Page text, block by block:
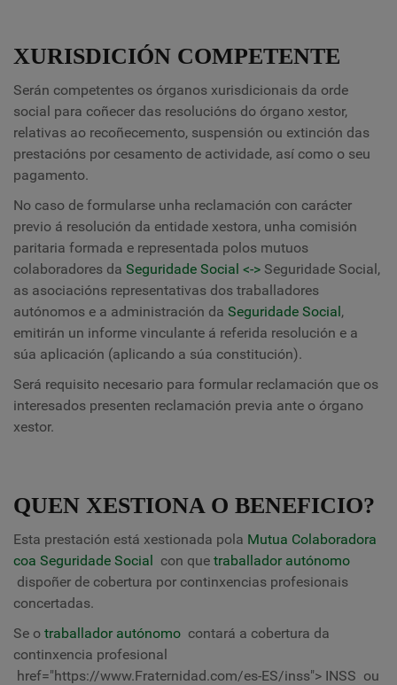
XURISDICIÓN COMPETENTE
Serán competentes os órganos xurisdicionais da orde
social para coñecer das resolucións do órgano xestor,
relativas ao recoñecemento, suspensión ou extinción das
prestacións por cesamento de actividade, así como o seu
pagamento.
No caso de formularse unha reclamación con carácter
previo á resolución da entidade xestora, unha comisión
paritaria formada e representada polos mutuos
colaboradores da Seguridade Social <-> Seguridade Social,
as asociacións representativas dos traballadores
autónomos e a administración da Seguridade Social,
emitirán un informe vinculante á referida resolución e a
súa aplicación (aplicando a súa constitución).
Será requisito necesario para formular reclamación que os
interesados ​​presenten reclamación previa ante o órgano
xestor.
QUEN XESTIONA O BENEFICIO?
Esta prestación está xestionada pola Mutua Colaboradora
coa Seguridade Social con que traballador autónomo
dispoñer de cobertura por continxencias profesionais
concertadas.
Se o traballador autónomo contará a cobertura da
continxencia profesional
href="https://www.Fraternidad.com/es-ES/inss"> INSS ou